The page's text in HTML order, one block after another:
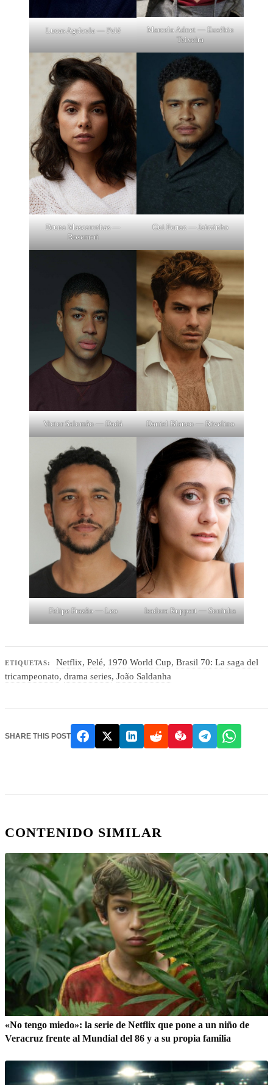
Lucas Agrícola — Pelé
Marcelo Adnet — Eusébio
Teixeira
Bruna Mascarenhas —
Rosemeri
Gui Ferraz — Jairzinho
Victor Salomão — Dadá Daniel Blanco — Rivelino
Felipe Frazão — Leo Isadora Ruppert — Soninha
ETIQUETAS: Netflix, Pelé, 1970 World Cup, Brasil 70: La saga del
tricampeonato, drama series, João Saldanha
SHARE THIS POST
CONTENIDO SIMILAR
«No tengo miedo»: la serie de Netflix que pone a un niño de
Veracruz frente al Mundial del 86 y a su propia familia